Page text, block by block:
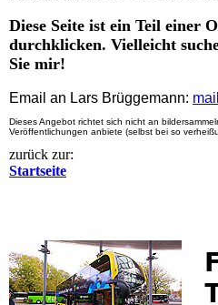
Diese Seite ist ein Teil einer
durchklicken. Vielleicht
Sie mir!
Email an Lars Brüggemann:
Dieses Angebot richtet sich nicht an
Veröffentlichungen anbiete (selbst bei so
zurück zur:
Startseite